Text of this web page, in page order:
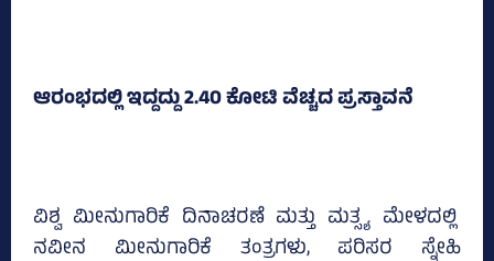
ಆರಂಭದಲ್ಲಿ ಇದ್ದದ್ದು 2.40 ಕೋಟಿ ವೆಚ್ಚದ ಪ್ರಸ್ತಾವನೆ
ವಿಶ್ವ ಮೀನುಗಾರಿಕೆ ದಿನಾಚರಣೆ ಮತ್ತು ಮತ್ಸ್ಯ ಮೇಳದಲ್ಲಿ
ನವೀನ ಮೀನುಗಾರಿಕೆ ತಂತ್ರಗಳು, ಪರಿಸರ ಸ್ನೇಹಿ